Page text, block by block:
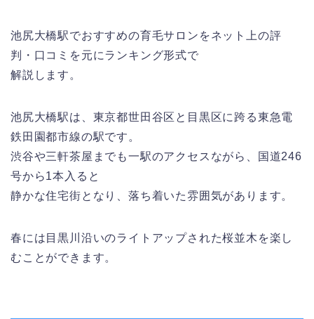
池尻大橋駅でおすすめの育毛サロンをネット上の評
判・口コミを元にランキング形式で
解説します。
池尻大橋駅は、東京都世田谷区と目黒区に跨る東急電
鉄田園都市線の駅です。
渋谷や三軒茶屋までも一駅のアクセスながら、国道246
号から1本入ると
静かな住宅街となり、落ち着いた雰囲気があります。
春には目黒川沿いのライトアップされた桜並木を楽し
むことができます。